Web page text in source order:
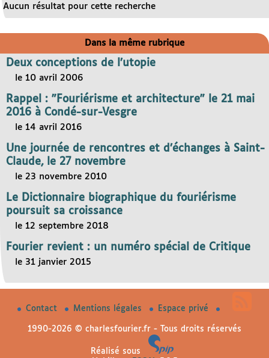
Aucun résultat pour cette recherche
Dans la même rubrique
Deux conceptions de l’utopie
le 10 avril 2006
Rappel : "Fouriérisme et architecture" le 21 mai
2016 à Condé-sur-Vesgre
le 14 avril 2016
Une journée de rencontres et d’échanges à Saint-
Claude, le 27 novembre
le 23 novembre 2010
Le Dictionnaire biographique du fouriérisme
poursuit sa croissance
le 12 septembre 2018
Fourier revient : un numéro spécial de Critique
le 31 janvier 2015
Contact Mentions légales Espace privé
1990-2026 © charlesfourier.fr - Tous droits réservés
Réalisé sous